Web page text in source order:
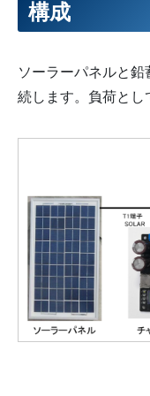
構成
ソーラーパネルと
続します。負荷とし